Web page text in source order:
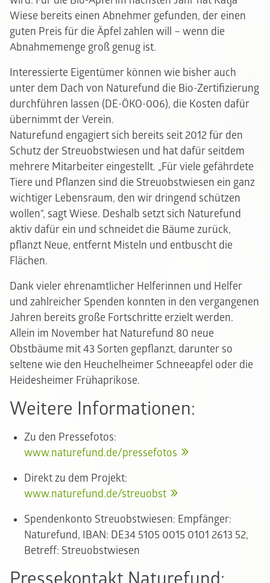
Wiese bereits einen Abnehmer gefunden, der einen
guten Preis für die Äpfel zahlen will – wenn die
Abnahmemenge groß genug ist.
Interessierte Eigentümer können wie bisher auch
unter dem Dach von Naturefund die Bio-Zertifizierung
durchführen lassen (DE-ÖKO-006), die Kosten dafür
übernimmt der Verein.
Naturefund engagiert sich bereits seit 2012 für den
Schutz der Streuobstwiesen und hat dafür seitdem
mehrere Mitarbeiter eingestellt. „Für viele gefährdete
Tiere und Pflanzen sind die Streuobstwiesen ein ganz
wichtiger Lebensraum, den wir dringend schützen
wollen“, sagt Wiese. Deshalb setzt sich Naturefund
aktiv dafür ein und schneidet die Bäume zurück,
pflanzt Neue, entfernt Misteln und entbuscht die
Flächen.
Dank vieler ehrenamtlicher Helferinnen und Helfer
und zahlreicher Spenden konnten in den vergangenen
Jahren bereits große Fortschritte erzielt werden.
Allein im November hat Naturefund 80 neue
Obstbäume mit 43 Sorten gepflanzt, darunter so
seltene wie den Heuchelheimer Schneeapfel oder die
Heidesheimer Frühaprikose.
Weitere Informationen:
Zu den Pressefotos:
www.naturefund.de/pressefotos
Direkt zu dem Projekt:
www.naturefund.de/streuobst
Spendenkonto Streuobstwiesen: Empfänger:
Naturefund, IBAN: DE34 5105 0015 0101 2613 52,
Betreff: Streuobstwiesen